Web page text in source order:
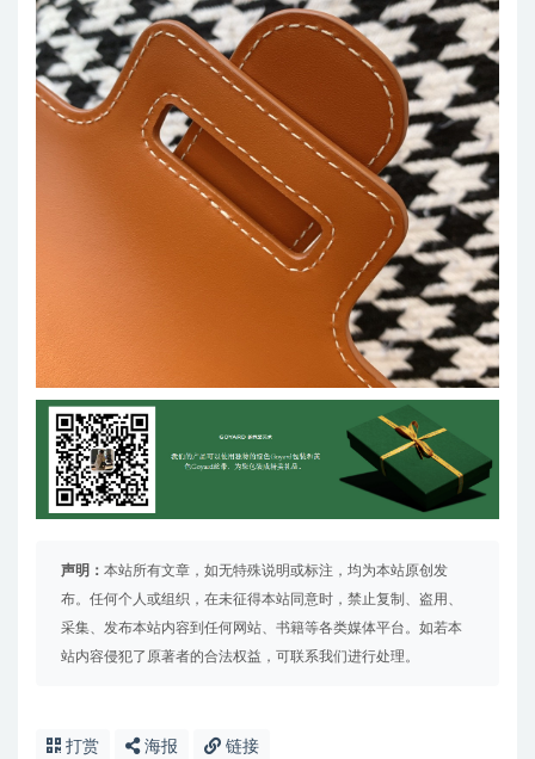
声明： 本站所有文章，如无特殊说明或标注，均为本站原创发
布。任何个人或组织，在未征得本站同意时，禁止复制、盗用、
采集、发布本站内容到任何网站、书籍等各类媒体平台。如若本
站内容侵犯了原著者的合法权益，可联系我们进行处理。
打赏 海报 链接